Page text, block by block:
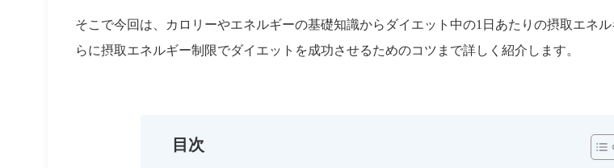
そこで今回は、カロリーやエネルギーの基礎知識からダイエット中の1日あたりの摂取エネル
らに摂取エネルギー制限でダイエットを成功させるためのコツまで詳しく紹介します。
目次